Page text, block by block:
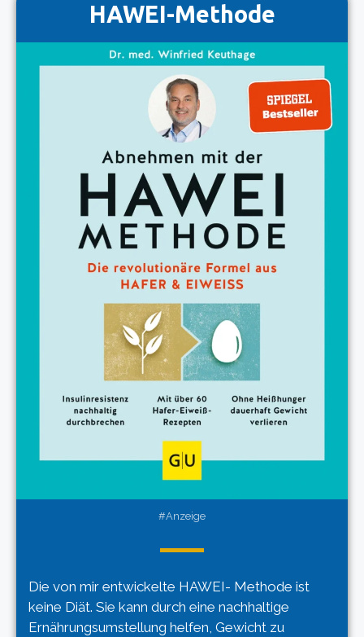
HAWEI-Methode
#Anzeige
Die von mir entwickelte HAWEI- Methode ist
keine Diät. Sie kann durch eine nachhaltige
Ernährungsumstellung helfen, Gewicht zu